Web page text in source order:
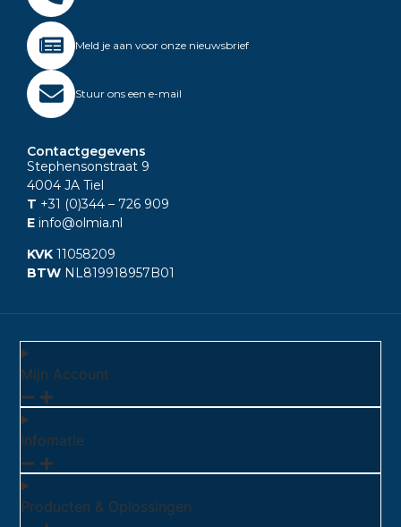
Meld je aan voor onze nieuwsbrief
Stuur ons een e-mail
Contactgegevens
Stephensonstraat 9
4004 JA Tiel
T +31 (0)344 – 726 909
E info@olmia.nl
KVK 11058209
BTW NL819918957B01
Mijn Account
Infomatie
Producten & Oplossingen